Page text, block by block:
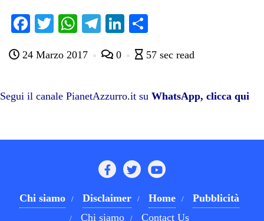
Fa
bo
T
tte
W
ts
pp
Te
gr
m
Li
ed di
di
24 Marzo 2017 0 57 sec read
Segui il canale PianetAzzurro.it su WhatsApp, clicca qui
Chi siamo Disclaimer Home
Pubblicità
Chi siamo
Contact Us